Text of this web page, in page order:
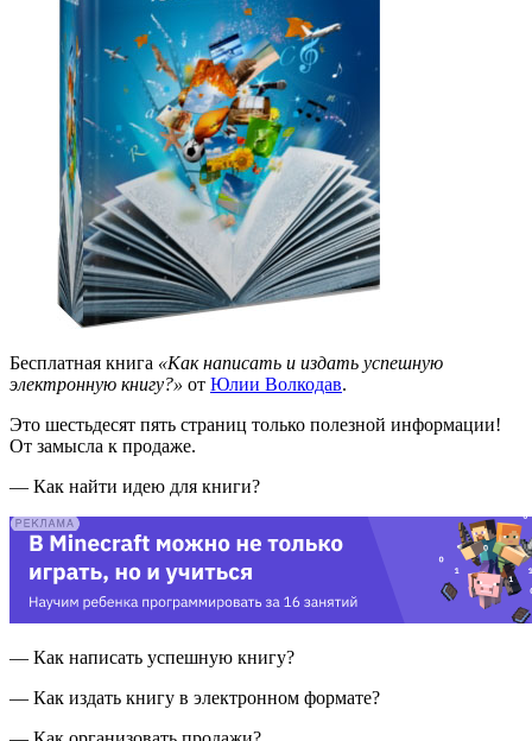
Бесплатная книга «Как написать и издать успешную
электронную книгу?» от Юлии Волкодав.
Это шестьдесят пять страниц только полезной информации!
От замысла к продаже.
— Как найти идею для книги?
— Как написать успешную книгу?
— Как издать книгу в электронном формате?